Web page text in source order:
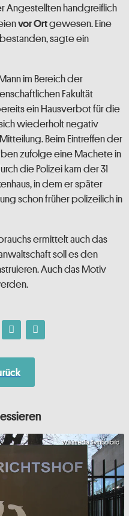
Angestellten handgreiflich
vor Ortgewesen. Eine
sagte ein
im Bereich der
Fakultät
ein Hausverbot für die
wiederholt negativ
Beim Eintreffen der
zufolge eine Machete in
die Polizei kam der 31
in dem er später
schon früher polizeilich in
ermittelt auch das
soll es den
Auch das Motiv
Wikimedia Symbolbild